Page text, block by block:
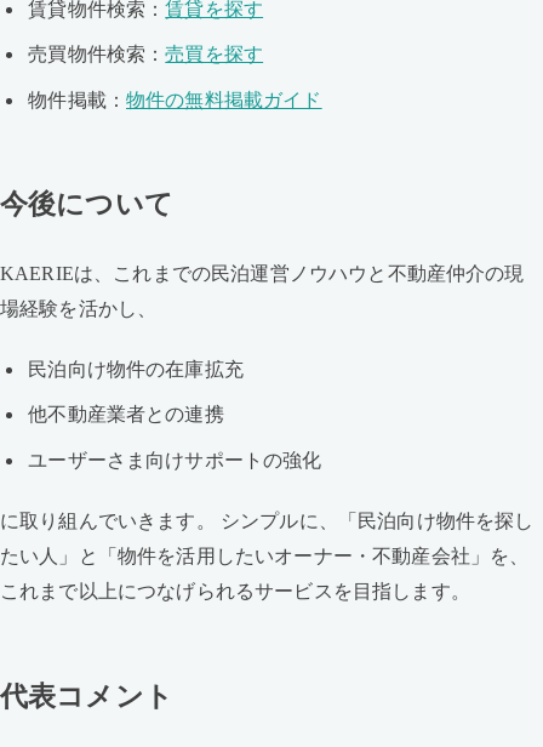
賃貸物件検索：賃貸を探す
売買物件検索：売買を探す
物件掲載： 物件の無料掲載ガイド
今後について
KAERIEは、これまでの民泊運営ノウハウと不動産仲介の現
場経験を活かし、
民泊向け物件の在庫拡充
他不動産業者との連携
ユーザーさま向けサポートの強化
に取り組んでいきます。 シンプルに、「民泊向け物件を探し
たい人」と「物件を活用したいオーナー・不動産会社」を、
これまで以上につなげられるサービスを目指します。
代表コメント